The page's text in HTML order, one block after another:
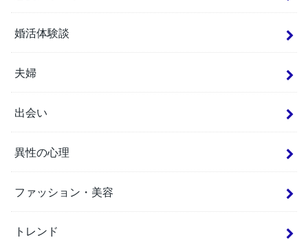
婚活体験談
夫婦
出会い
異性の心理
ファッション・美容
トレンド